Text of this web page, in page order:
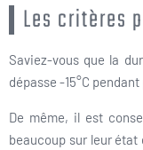
Les critères
Saviez-vous que la
dépasse -15°C
De même, il est
beaucoup sur leur